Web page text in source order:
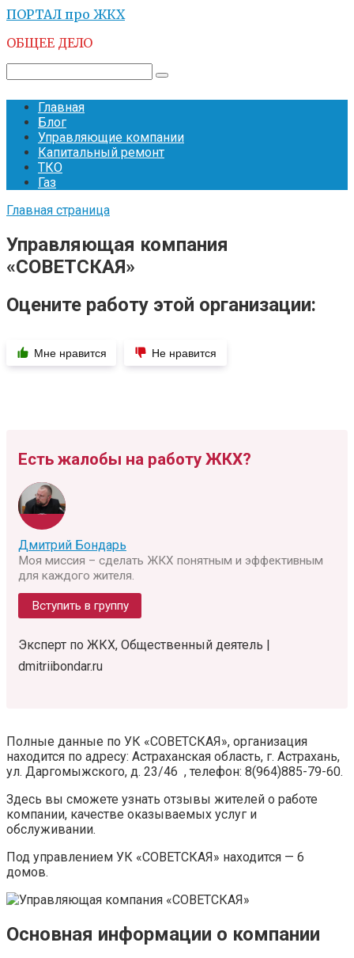
Перейти
контенту
ПОРТАЛ про ЖКХ
ОБЩЕЕ ДЕЛО
Главная
Блог
Управляющие компании
Капитальный ремонт
ТКО
Газ
Главная страница
Управляющая компания
«СОВЕТСКАЯ»
Оцените работу этой организации:
Мне нравится Не нравится
Есть жалобы на работу ЖКХ?
Дмитрий Бондарь
Моя миссия – сделать ЖКХ понятным и эффективным
для каждого жителя.
Вступить в группу
Эксперт по ЖКХ, Общественный деятель |
dmitriibondar.ru
Полные данные по УК «СОВЕТСКАЯ», организация
находится по адресу: Астраханская область, г. Астрахань,
ул. Даргомыжского, д. 23/46 , телефон: 8(964)885-79-60.
Здесь вы сможете узнать отзывы жителей о работе
компании, качестве оказываемых услуг и
обслуживании.
Под управлением УК «СОВЕТСКАЯ» находится — 6
домов.
Основная информации о компании